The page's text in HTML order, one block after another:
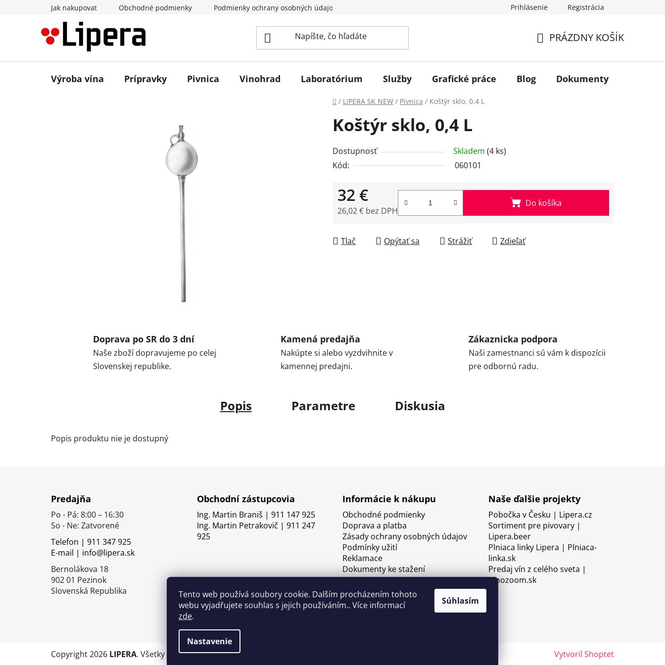
Tento web používá soubory cookie. Dalším procházením tohoto
webu vyjadřujete souhlas s jejich používáním.. Více informací
zde.
Nastavenie
Súhlasím
Jak nakupovat Obchodné podmienky Podmienky ochrany osobných údajov Prihlásenie Registrácia
KOŠÍK
PRÁZDNY KOŠÍK
Výroba vína Prípravky Pivnica Vinohrad Laboratórium Služby Grafické práce Blog Dokumenty
Domov
/ LIPERA SK NEW / Pivnica / Koštýr sklo, 0,4 L
Koštýr sklo, 0,4 L
Dostupnosť Skladem (4 ks)
Kód:
060101
32 €
26,02 € bez DPH
Do košíka
Tlač Opýtať sa Strážiť Zdieľať
Doprava po SR do 3 dní
Naše zboží dopravujeme po celej
Slovenskej republike.
Kamená predajňa
Nakúpte si alebo vyzdvihnite v
kamennej predajni.
Zákaznicka podpora
Naši zamestnanci sú vám k dispozícii
pre odbornú radu.
Popis Parametre Diskusia
Popis produktu nie je dostupný
Predajňa
Po - Pá: 8:00 – 16:30
So - Ne: Zatvorené
Telefon | 911 347 925
E-mail | info@lipera.sk
Bernolákova 18
902 01 Pezinok
Slovenská Republika
Obchodní zástupcovia
Ing. Martin Braniš | 911 147 925
Ing. Martin Petrakovič | 911 247
925
Informácie k nákupu
Obchodné podmienky
Doprava a platba
Zásady ochrany osobných údajov
Podmínky užití
Reklamace
Dokumenty ke stažení
Naše ďalšie projekty
Pobočka v Česku | Lipera.cz
Sortiment pre pivovary |
Lipera.beer
Plniaca linky Lipera | Plniaca-
linka.sk
Predaj vín z celého sveta |
Vinozoom.sk
Vytvoril Shoptet
Copyright 2026 LIPERA. Všetky práva vyhradené.